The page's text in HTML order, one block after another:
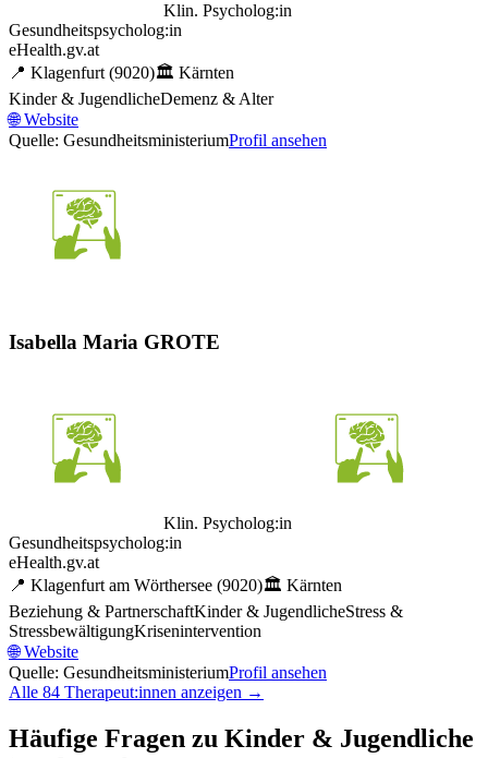
Klin. Psycholog:in
Gesundheitspsycholog:in
eHealth.gv.at
📍 Klagenfurt (9020)🏛️ Kärnten
Kinder & JugendlicheDemenz & Alter
🌐Website
Quelle: GesundheitsministeriumProfil ansehen
Isabella Maria GROTE
Klin. Psycholog:in
Gesundheitspsycholog:in
eHealth.gv.at
📍 Klagenfurt am Wörthersee (9020)🏛️ Kärnten
Beziehung & PartnerschaftKinder & JugendlicheStress &
StressbewältigungKrisenintervention
🌐Website
Quelle: GesundheitsministeriumProfil ansehen
Alle 84 Therapeut:innen anzeigen →
Häufige Fragen zu Kinder & Jugendliche